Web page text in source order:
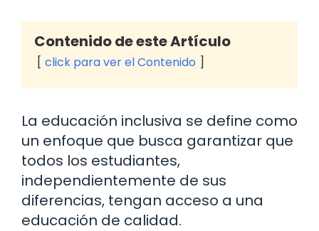
Contenido de este Artículo
click para ver el Contenido
La educación inclusiva se define como
un enfoque que busca garantizar que
todos los estudiantes,
independientemente de sus
diferencias, tengan acceso a una
educación de calidad.